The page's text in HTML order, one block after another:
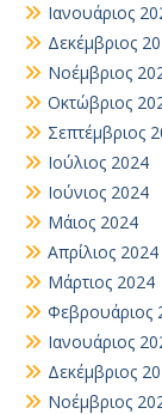
Ιανουάριος
Δεκέμβριος
Νοέμβριος
Οκτώβριος
Σεπτέμβριος
Ιούλιος 2024
Ιούνιος 2024
Μάιος 2024
Απρίλιος 2024
Μάρτιος 2024
Φεβρουάριος
Ιανουάριος
Δεκέμβριος
Νοέμβριος